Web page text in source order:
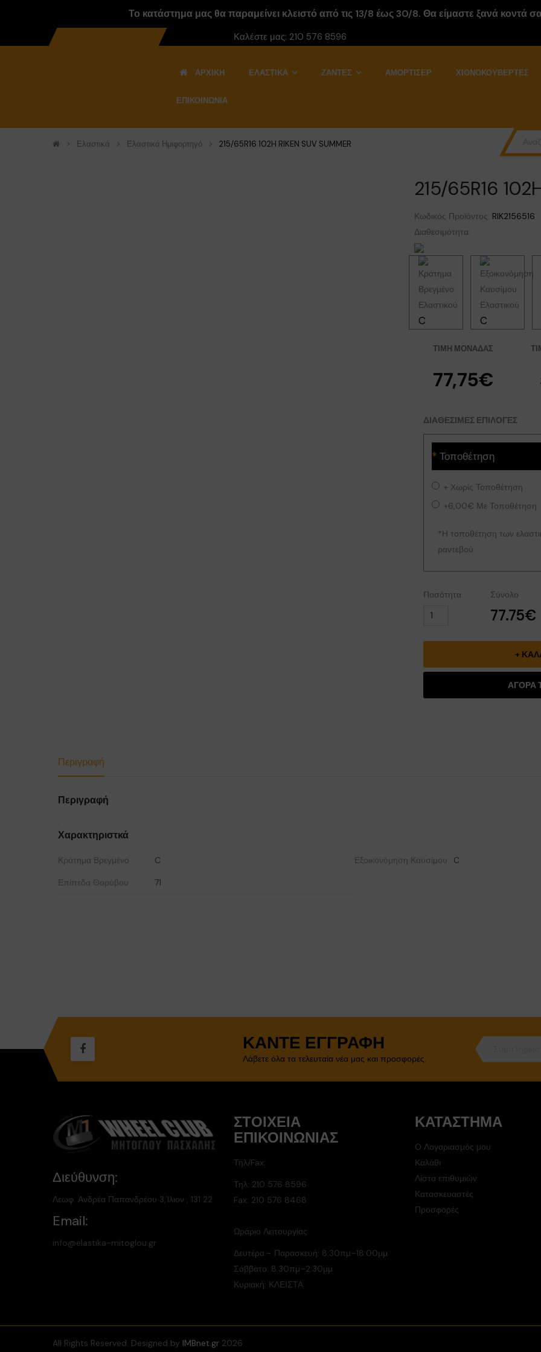
Το κατάστημα μας θα παραμείνει κλειστό από τις 13/8 έως 30/8. Θα είμαστε ξανά κοντά
Καλέστε μας: 210 576 8596
ΑΡΧΙΚΉ ΕΛΑΣΤΙΚΆ ΖΆΝΤΕΣ ΑΜΟΡΤΙΣΕΡ ΧΙΟΝΟΚΟΥΒΈΡΤΕΣ
ΕΠΙΚΟΙΝΩΝΊΑ
Ελαστικά Ελαστικά Ημιφορτηγό 215/65R16 102H RIKEN SUV SUMMER
215/65R16
Κωδικός Προϊόντος: RIK2156516
Διαθεσιμότητα:
C C
ΤΙΜΉ ΜΟΝΆΔΑΣ
77,75€
ΔΙΑΘΈΣΙΜΕΣ ΕΠΙΛΟΓΈΣ
Τοποθέτηση
+ Χωρίς Τοποθέτηση
+6,00€ Με Τοποθέτηση
*Η τοποθέτηση των
ραντεβού
Ποσότητα Σύνολο
77.75€
Περιγραφή
Περιγραφή
.
Χαρακτηριστκά
Κράτημα Βρεγμένο C Εξοικονόμηση Καυσίμου C
Επίπεδα Θορύβου 71
ΚΆΝΤΕ ΕΓΓΡΑΦΉ
Λάβετε όλα τα τελευταία νέα μας και προσφορές.
Διεύθυνση:
Λεωφ. Ανδρέα Παπανδρέου 3,Ίλιον , 131 22
Email:
info@elastika-mitoglou.gr
ΣΤΟΙΧΕΊΑ
ΕΠΙΚΟΙΝΩΝΊΑΣ
Τηλ/Fax:
Τηλ: 210 576 8596
Fax: 210 576 8468
Ωράριο Λειτουργίας
Δευτέρα - Παρασκευή: 8:30πμ–18:00μμ
Σάββατο: 8:30πμ–2:30μμ
Κυριακή: ΚΛΕΙΣΤΑ
ΚΑΤΆΣΤΗΜΑ
Ο Λογαριασμός μου
Καλάθι
Λίστα επιθυμιών
Κατασκευαστές
Προσφορές
All Rights Reserved. Designed by IMBnet.gr 2026